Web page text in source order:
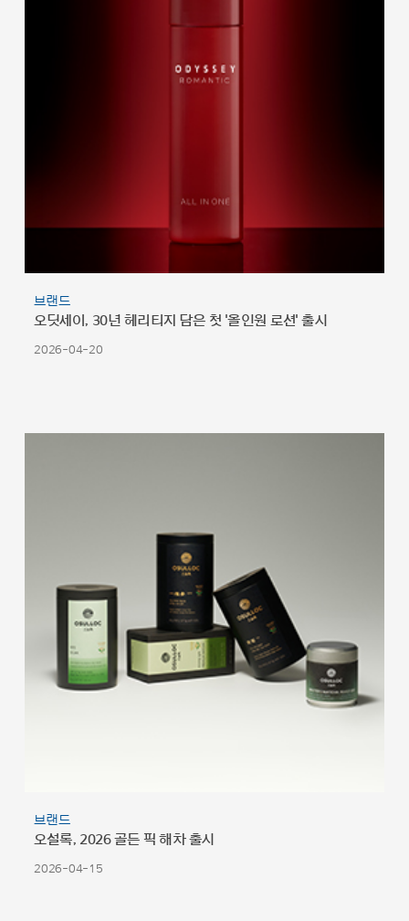
브랜드
오딧세이, 30년 헤리티지 담은 첫 '올인원 로션' 출시
2026-04-20
브랜드
오설록, 2026 골든 픽 해차 출시
2026-04-15